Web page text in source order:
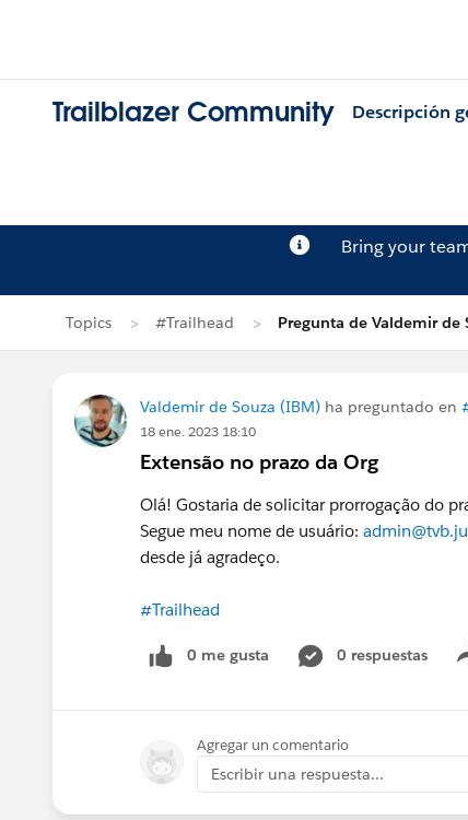
Trailblazer Community Descripción
Bring your
Topics #Trailhead Pregunta de Valdemir de
Valdemir de Souza (IBM) ha preguntado en
18 ene. 2023 18:10
Extensão no prazo da Org
Olá! Gostaria de solicitar prorrogação do
Segue meu nome de usuário:
desde já agradeço.
#Trailhead
0 me gusta 0 respuestas
Agregar un comentario
Escribir una respuesta...